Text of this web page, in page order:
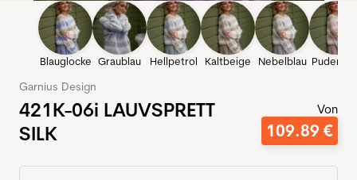
Blauglocke Graublau Hellpetrol Kaltbeige Nebelblau
Garnius Design
421K-06i LAUVSPRETT
SILK
Von
109.89 €